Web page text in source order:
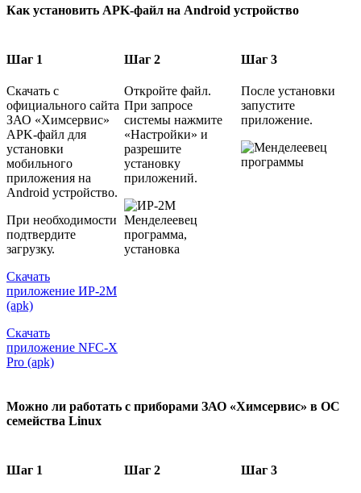
Как установить APK-файл на Android устройство
Шаг 1
Скачать с
официального сайта
ЗАО «Химсервис»
APK-файл для
установки
мобильного
приложения на
Android устройство.
При необходимости
подтвердите
загрузку.
Скачать
приложение ИР-2М
(apk)
Скачать
приложение NFC-X
Pro (apk)
Шаг 2
Откройте файл.
При запросе
системы нажмите
«Настройки» и
разрешите
установку
приложений.
Шаг 3
После установки
запустите
приложение.
Можно ли работать с приборами ЗАО «Химсервис» в ОС
семейства Linux
Шаг 1 Шаг 2 Шаг 3